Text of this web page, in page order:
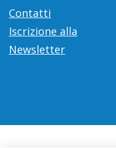
Contatti
Iscrizione alla
Newsletter